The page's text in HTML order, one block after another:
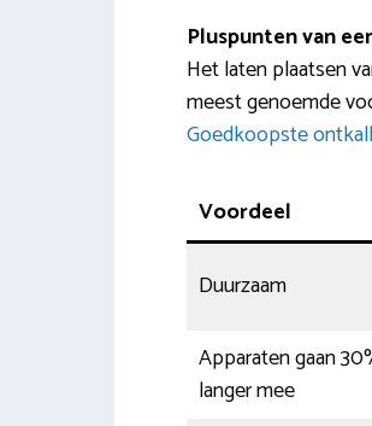
Pluspunten van
Het laten plaatsen
meest genoemde
Goedkoopste
Voordeel
Duurzaam
Apparaten gaan
langer mee